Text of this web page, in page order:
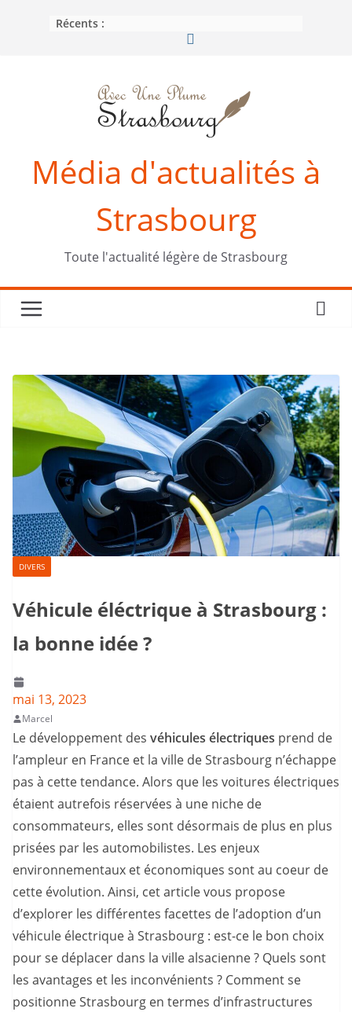
Récents :
Média d'actualités à
Strasbourg
Toute l'actualité légère de Strasbourg
DIVERS
Véhicule éléctrique à Strasbourg :
la bonne idée ?
mai 13, 2023
Marcel
Le développement des véhicules électriques prend de
l’ampleur en France et la ville de Strasbourg n’échappe
pas à cette tendance. Alors que les voitures électriques
étaient autrefois réservées à une niche de
consommateurs, elles sont désormais de plus en plus
prisées par les automobilistes. Les enjeux
environnementaux et économiques sont au coeur de
cette évolution. Ainsi, cet article vous propose
d’explorer les différentes facettes de l’adoption d’un
véhicule électrique à Strasbourg : est-ce le bon choix
pour se déplacer dans la ville alsacienne ? Quels sont
les avantages et les inconvénients ? Comment se
positionne Strasbourg en termes d’infrastructures